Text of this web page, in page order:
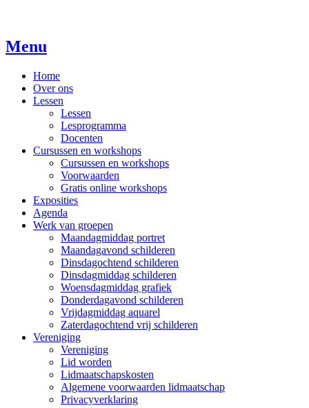
de
inhoud
Studio 76
…brengt kleur in je leven!
Menu
Home
Over ons
Lessen
Lessen
Lesprogramma
Docenten
Cursussen en workshops
Cursussen en workshops
Voorwaarden
Gratis online workshops
Exposities
Agenda
Werk van groepen
Maandagmiddag portret
Maandagavond schilderen
Dinsdagochtend schilderen
Dinsdagmiddag schilderen
Woensdagmiddag grafiek
Donderdagavond schilderen
Vrijdagmiddag aquarel
Zaterdagochtend vrij schilderen
Vereniging
Vereniging
Lid worden
Lidmaatschapskosten
Algemene voorwaarden lidmaatschap
Privacyverklaring